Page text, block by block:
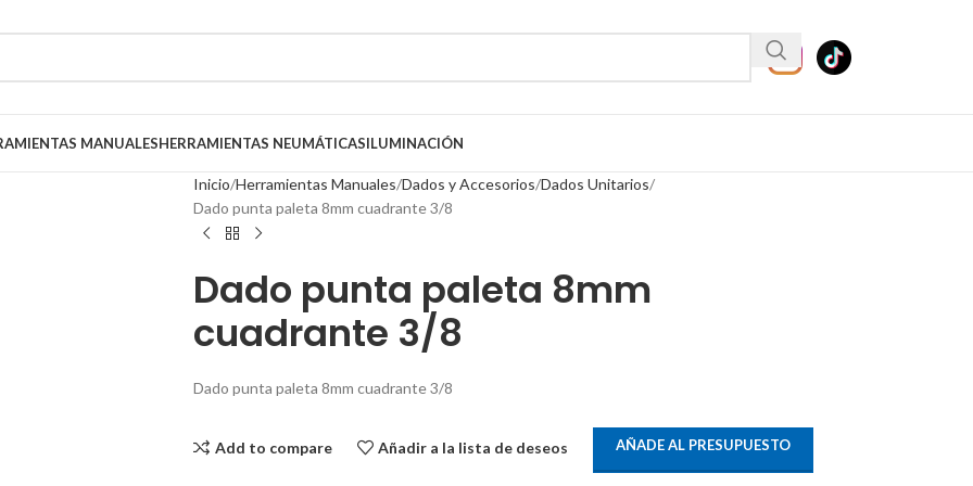
MANUALESHERRAMIENTAS NEUMÁTICASILUMINACIÓN
Inicio Herramientas Manuales Dados y Accesorios Dados Unitarios
Dado punta paleta 8mm cuadrante 3/8
Dado punta paleta 8mm
cuadrante 3/8
Dado punta paleta 8mm cuadrante 3/8
Add to compare Añadir a la lista de deseos AÑADE AL PRESUPUESTO